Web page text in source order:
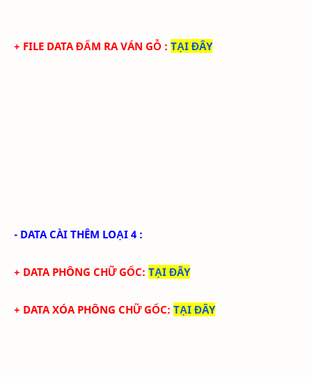
+ FILE DATA ĐẤM RA VÁN GỖ : TẠI ĐÂY
- DATA CÀI THÊM LOẠI 4 :
+ DATA PHÔNG CHỮ GỐC: TẠI ĐÂY
+ DATA XÓA PHÔNG CHỮ GỐC: TẠI ĐÂY